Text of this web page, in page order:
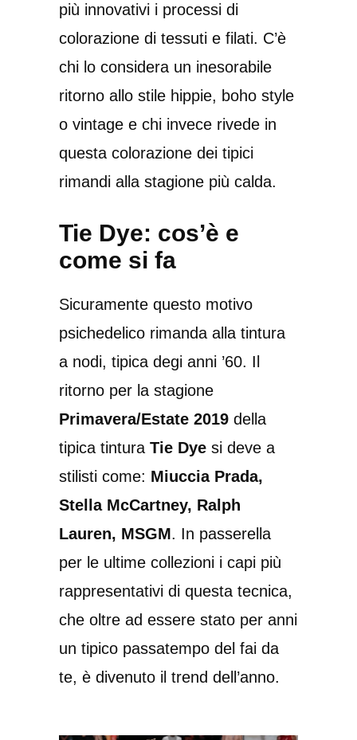
più innovativi i processi di
colorazione di tessuti e filati. C’è
chi lo considera un inesorabile
ritorno allo stile hippie, boho style
o vintage e chi invece rivede in
questa colorazione dei tipici
rimandi alla stagione più calda.
Tie Dye: cos’è e
come si fa
Sicuramente questo motivo
psichedelico rimanda alla tintura
a nodi, tipica degi anni ’60. Il
ritorno per la stagione
Primavera/Estate 2019 della
tipica tintura Tie Dye si deve a
stilisti come: Miuccia Prada,
Stella McCartney, Ralph
Lauren, MSGM. In passerella
per le ultime collezioni i capi più
rappresentativi di questa tecnica,
che oltre ad essere stato per anni
un tipico passatempo del fai da
te, è divenuto il trend dell’anno.